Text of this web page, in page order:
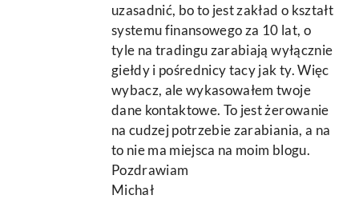
uzasadnić, bo to jest zakład o kształt
systemu finansowego za 10 lat, o
tyle na tradingu zarabiają wyłącznie
giełdy i pośrednicy tacy jak ty. Więc
wybacz, ale wykasowałem twoje
dane kontaktowe. To jest żerowanie
na cudzej potrzebie zarabiania, a na
to nie ma miejsca na moim blogu.
Pozdrawiam
Michał